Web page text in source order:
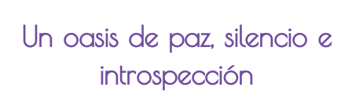
Un oasis de paz, silencio e
introspección